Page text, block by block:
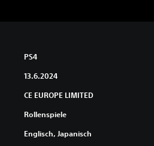
PS4
13.6.2024
CE EUROPE LIMITED
Rollenspiele
Englisch, Japanisch